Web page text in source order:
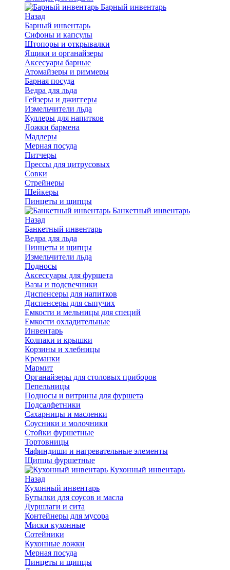
Барный инвентарь
Назад
Барный инвентарь
Сифоны и капсулы
Штопоры и открывалки
Ящики и органайзеры
Аксесуары барные
Атомайзеры и риммеры
Барная посуда
Ведра для льда
Гейзеры и джиггеры
Измельчители льда
Куллеры для напитков
Ложки бармена
Мадлеры
Мерная посуда
Питчеры
Прессы для цитрусовых
Совки
Стрейнеры
Шейкеры
Пинцеты и щипцы
Банкетный инвентарь
Назад
Банкетный инвентарь
Ведра для льда
Пинцеты и щипцы
Измельчители льда
Подносы
Аксессуары для фуршета
Вазы и подсвечники
Диспенсеры для напитков
Диспенсеры для сыпучих
Емкости и мельницы для специй
Емкости охладительные
Инвентарь
Колпаки и крышки
Корзины и хлебницы
Креманки
Мармит
Органайзеры для столовых приборов
Пепельницы
Подносы и витрины для фуршета
Подсалфетники
Сахарницы и масленки
Соусники и молочники
Стойки фуршетные
Тортовницы
Чафиндиши и нагревательные элементы
Щипцы фуршетные
Кухонный инвентарь
Назад
Кухонный инвентарь
Бутылки для соусов и масла
Дуршлаги и сита
Контейнеры для мусора
Миски кухонные
Сотейники
Кухонные ложки
Мерная посуда
Пинцеты и щипцы